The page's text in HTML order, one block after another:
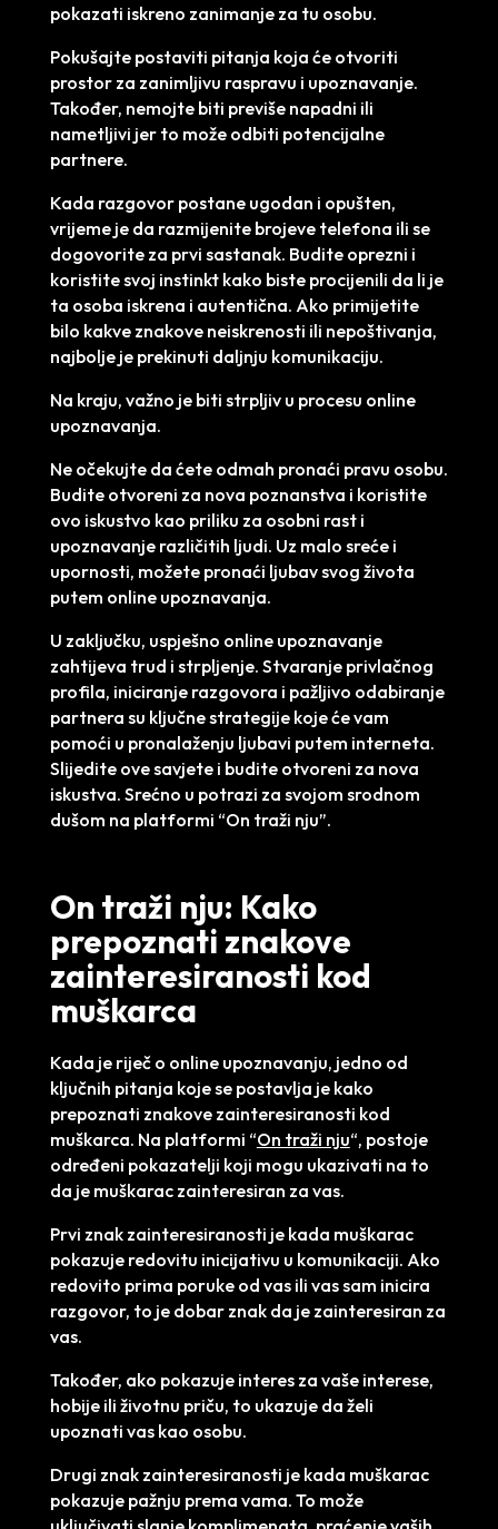
pokazati iskreno zanimanje za tu osobu.
Pokušajte postaviti pitanja koja će otvoriti
prostor za zanimljivu raspravu i upoznavanje.
Također, nemojte biti previše napadni ili
nametljivi jer to može odbiti potencijalne
partnere.
Kada razgovor postane ugodan i opušten,
vrijeme je da razmijenite brojeve telefona ili se
dogovorite za prvi sastanak. Budite oprezni i
koristite svoj instinkt kako biste procijenili da li je
ta osoba iskrena i autentična. Ako primijetite
bilo kakve znakove neiskrenosti ili nepoštivanja,
najbolje je prekinuti daljnju komunikaciju.
Na kraju, važno je biti strpljiv u procesu online
upoznavanja.
Ne očekujte da ćete odmah pronaći pravu osobu.
Budite otvoreni za nova poznanstva i koristite
ovo iskustvo kao priliku za osobni rast i
upoznavanje različitih ljudi. Uz malo sreće i
upornosti, možete pronaći ljubav svog života
putem online upoznavanja.
U zaključku, uspješno online upoznavanje
zahtijeva trud i strpljenje. Stvaranje privlačnog
profila, iniciranje razgovora i pažljivo odabiranje
partnera su ključne strategije koje će vam
pomoći u pronalaženju ljubavi putem interneta.
Slijedite ove savjete i budite otvoreni za nova
iskustva. Srećno u potrazi za svojom srodnom
dušom na platformi “On traži nju”.
On traži nju: Kako
prepoznati znakove
zainteresiranosti kod
muškarca
Kada je riječ o online upoznavanju, jedno od
ključnih pitanja koje se postavlja je kako
prepoznati znakove zainteresiranosti kod
muškarca. Na platformi “On traži nju“, postoje
određeni pokazatelji koji mogu ukazivati na to
da je muškarac zainteresiran za vas.
Prvi znak zainteresiranosti je kada muškarac
pokazuje redovitu inicijativu u komunikaciji. Ako
redovito prima poruke od vas ili vas sam inicira
razgovor, to je dobar znak da je zainteresiran za
vas.
Također, ako pokazuje interes za vaše interese,
hobije ili životnu priču, to ukazuje da želi
upoznati vas kao osobu.
Drugi znak zainteresiranosti je kada muškarac
pokazuje pažnju prema vama. To može